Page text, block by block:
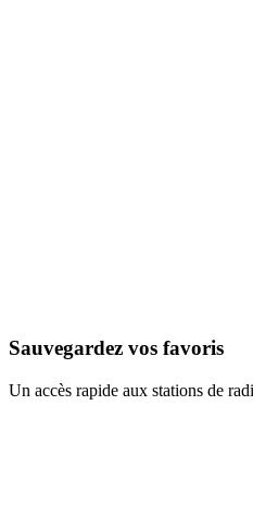
Sauvegardez vos favoris
Un accès rapide aux stations de